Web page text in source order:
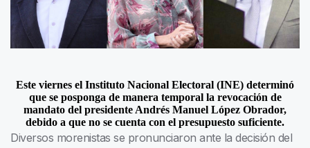
Este viernes el Instituto Nacional Electoral (INE) determinó
que se posponga de manera temporal la revocación de
mandato del presidente Andrés Manuel López Obrador,
debido a que no se cuenta con el presupuesto suficiente.
Diversos morenistas se pronunciaron ante la decisión del